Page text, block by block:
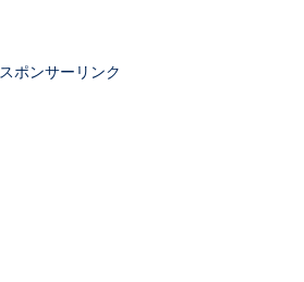
ラフト会議で指名する選手を、現状のチ
スポンサーリンク